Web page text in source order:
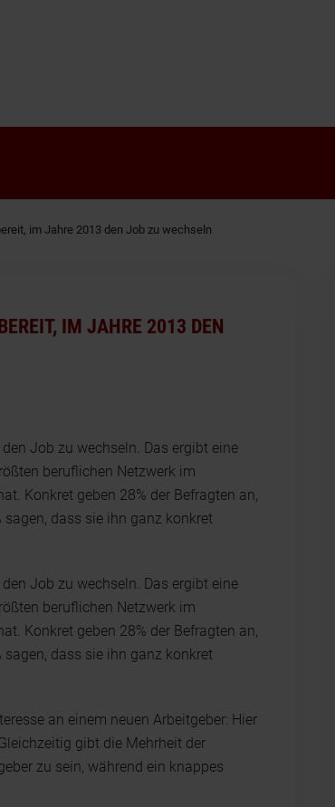
im Jahre 2013 den Job zu wechseln
IM JAHRE 2013 DEN
Job zu wechseln. Das ergibt eine
beruflichen Netzwerk im
Konkret geben 28% der Befragten an,
dass sie ihn ganz konkret
Job zu wechseln. Das ergibt eine
beruflichen Netzwerk im
Konkret geben 28% der Befragten an,
dass sie ihn ganz konkret
an einem neuen Arbeitgeber: Hier
gibt die Mehrheit der
zu sein, während ein knappes